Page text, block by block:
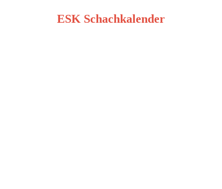
ESK Schachkalender